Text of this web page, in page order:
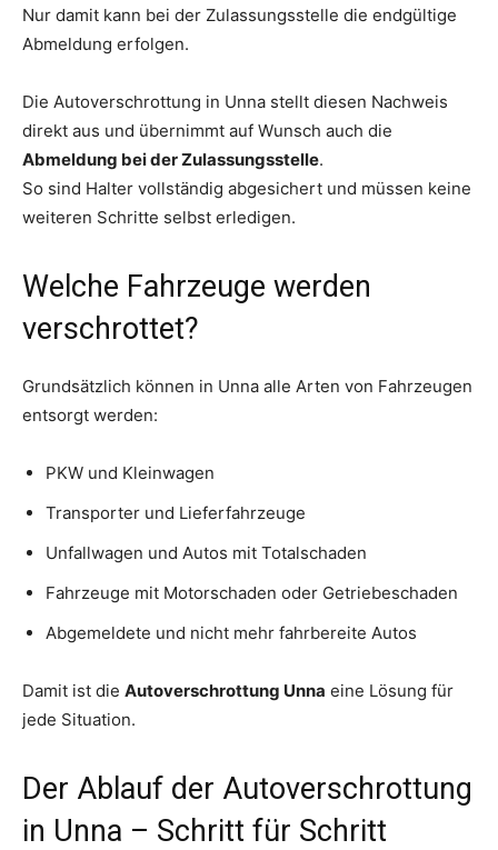
Nur damit kann bei der Zulassungsstelle die endgültige
Abmeldung erfolgen.
Die Autoverschrottung in Unna stellt diesen Nachweis
direkt aus und übernimmt auf Wunsch auch die
Abmeldung bei der Zulassungsstelle.
So sind Halter vollständig abgesichert und müssen keine
weiteren Schritte selbst erledigen.
Welche Fahrzeuge werden
verschrottet?
Grundsätzlich können in Unna alle Arten von Fahrzeugen
entsorgt werden:
PKW und Kleinwagen
Transporter und Lieferfahrzeuge
Unfallwagen und Autos mit Totalschaden
Fahrzeuge mit Motorschaden oder Getriebeschaden
Abgemeldete und nicht mehr fahrbereite Autos
Damit ist die Autoverschrottung Unna eine Lösung für
jede Situation.
Der Ablauf der Autoverschrottung
in Unna – Schritt für Schritt